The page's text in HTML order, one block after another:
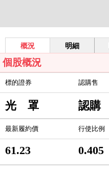
概況 明細
個股概況
標的證券 認購售
光 罩 認購
最新履約價 行使比例
61.23 0.405